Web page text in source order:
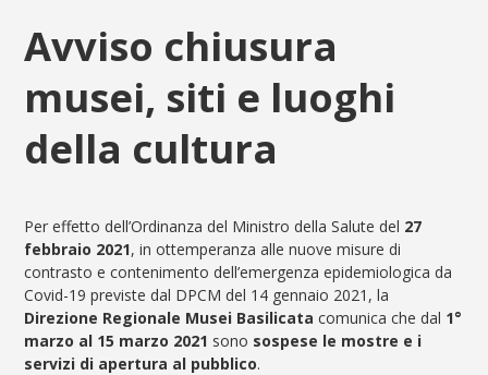
Avviso chiusura
musei, siti e luoghi
della cultura
Per effetto dell’Ordinanza del Ministro della Salute del 27
febbraio 2021, in ottemperanza alle nuove misure di
contrasto e contenimento dell’emergenza epidemiologica da
Covid-19 previste dal DPCM del 14 gennaio 2021, la
Direzione Regionale Musei Basilicatacomunica che dal 1°
marzo al 15 marzo 2021 sono sospese le mostre e i
servizi di apertura al pubblico.